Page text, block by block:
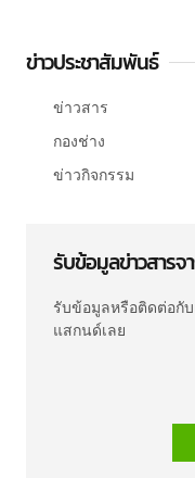
ข่าวประชาสัมพันธ์
ข่าวสาร
กองช่าง
ข่าวกิจกรรม
รับข้อมูลข่าวสารจ
รับข้อมูลหรือติดต่อกั
แสกนด์เลย